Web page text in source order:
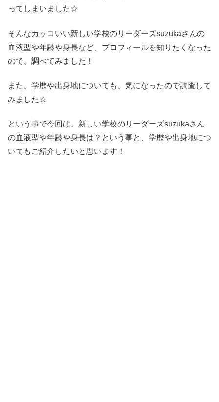
ってしまいました☆
そんなカッコいい新しい学校のリーダーズsuzukaさんの
血液型や年齢や身長など、プロフィールを知りたくなった
ので、調べてみました！
また、学歴や出身地についても、気になったので調査して
みました☆
という事で今回は、新しい学校のリーダーズsuzukaさん
の血液型や年齢や身長は？という事と、学歴や出身地につ
いてもご紹介したいと思います！